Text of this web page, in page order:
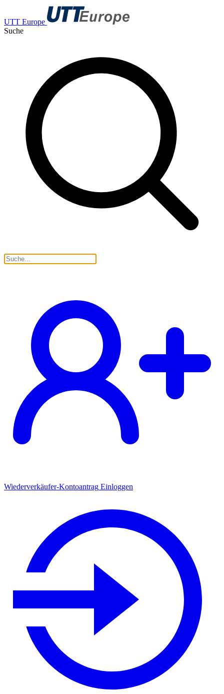
UTT Europe
Suche
Wiederverkäufer-Kontoantrag Einloggen